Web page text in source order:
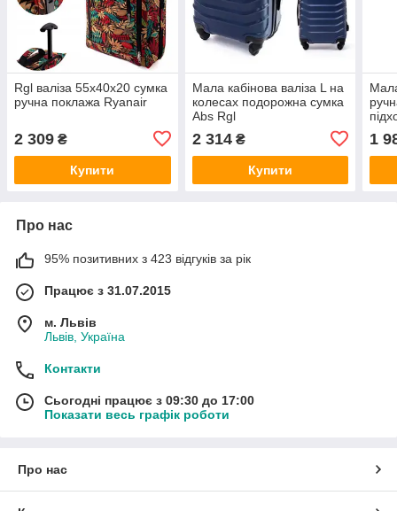
Rgl валіза 55x40x20 сумка
ручна поклажа Ryanair
2 309 ₴
Купити
Мала кабінова валіза L на
колесах подорожна сумка
Abs Rgl
2 314₴
Купити
1
Про нас
95% позитивних з 423 відгуків за рік
Працює з 31.07.2015
м. Львів
Львів, Україна
Контакти
Сьогодні працює з 09:30 до 17:00
Показати весь графік роботи
Про нас